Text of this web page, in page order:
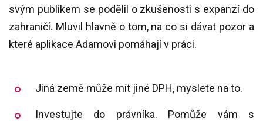
svým publikem se podělil o zkušenosti s expanzí do
zahraničí. Mluvil hlavně o tom, na co si dávat pozor a
které aplikace Adamovi pomáhají v práci.
Jiná země může mít jiné DPH, myslete na to.
Investujte do právníka. Pomůže vám s